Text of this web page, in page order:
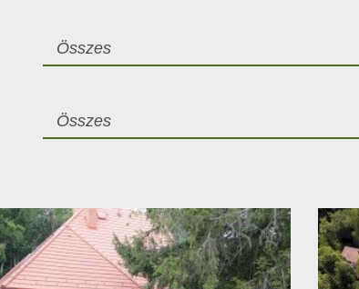
Összes
Összes